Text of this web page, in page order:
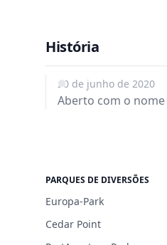
História
20 de junho de 2020
Aberto com o
PARQUES DE DIVERSÕES
Europa-Park
Cedar Point